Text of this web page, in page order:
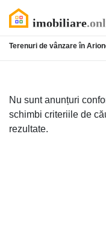
Terenuri de vânzare în
Nu sunt anunțuri
schimbi criteriile de
rezultate.